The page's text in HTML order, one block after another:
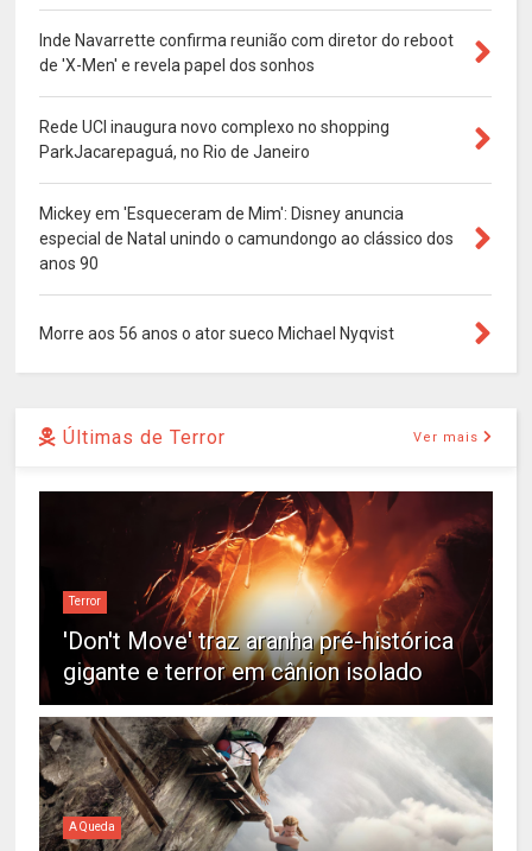
Inde Navarrette confirma reunião com diretor do reboot
de 'X-Men' e revela papel dos sonhos
Rede UCI inaugura novo complexo no shopping
ParkJacarepaguá, no Rio de Janeiro
Mickey em 'Esqueceram de Mim': Disney anuncia
especial de Natal unindo o camundongo ao clássico dos
anos 90
Morre aos 56 anos o ator sueco Michael Nyqvist
Últimas de Terror Ver mais
Terror
'Don't Move' traz aranha pré-histórica
gigante e terror em cânion isolado
A Queda